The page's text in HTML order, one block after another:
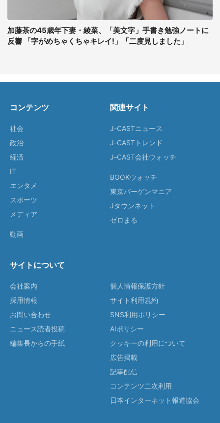
加藤茶の45歳年下妻・綾菜、「美文字」手書き勉強ノートに
反響 「字がめちゃくちゃキレイ!」「二度見しました」
コンテンツ
社会
政治
経済
IT
エンタメ
スポーツ
メディア
動画
関連サイト
J-CASTニュース
J-CASTトレンド
J-CAST会社ウォッチ
BOOKウォッチ
東京バーゲンマニア
Jタウンネット
ゼロまる
サイトについて
会社案内
採用情報
お問い合わせ
ニュース読者投稿
編集長からの手紙
個人情報保護方針
サイト利用規約
SNS利用ポリシー
AIポリシー
クッキーの利用について
広告掲載
記事配信
コンテンツ二次利用
日本インターネット報道協会